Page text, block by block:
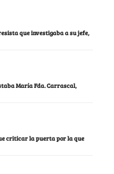
que investigaba a su jefe,
María Fda. Carrascal,
criticar la puerta por la que